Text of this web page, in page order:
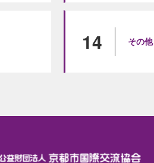
14 その他